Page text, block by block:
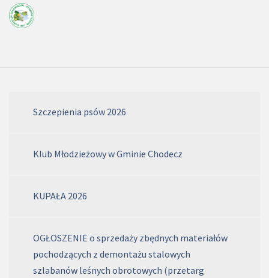
Szczepienia psów 2026
Klub Młodzieżowy w Gminie Chodecz
KUPAŁA 2026
OGŁOSZENIE o sprzedaży zbędnych materiałów
pochodzących z demontażu stalowych
szlabanów leśnych obrotowych (przetarg